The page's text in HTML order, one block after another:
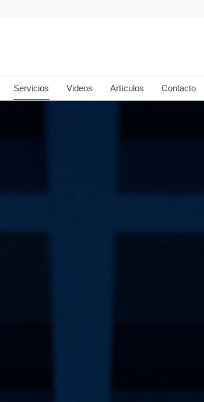
Servicios Videos Artículos Contacto